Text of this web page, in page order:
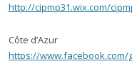
http://cipmp31.wix.com/
Côte d’Azur
https://